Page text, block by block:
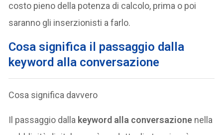
costo pieno della potenza di calcolo, prima o poi
saranno gli inserzionisti a farlo.
Cosa significa il passaggio dalla
keyword alla conversazione
Cosa significa davvero
Il passaggio dalla keyword alla conversazione nella